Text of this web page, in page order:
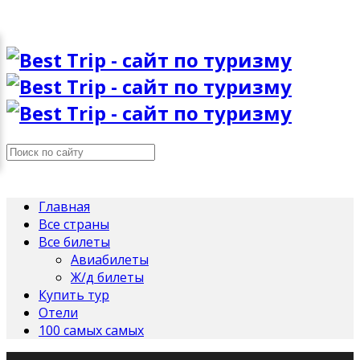
Главная
Все страны
Все билеты
Авиабилеты
Ж/д билеты
Купить тур
Отели
100 самых самых